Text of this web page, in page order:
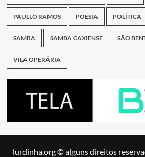
PAULLO RAMOS POESIA POLÍTICA
SAMBA SAMBA CAXIENSE SÃO
VILA OPERÁRIA
lurdinha.org © alguns direitos